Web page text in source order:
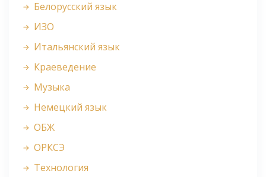
Белорусский язык
ИЗО
Итальянский язык
Краеведение
Музыка
Немецкий язык
ОБЖ
ОРКСЭ
Технология